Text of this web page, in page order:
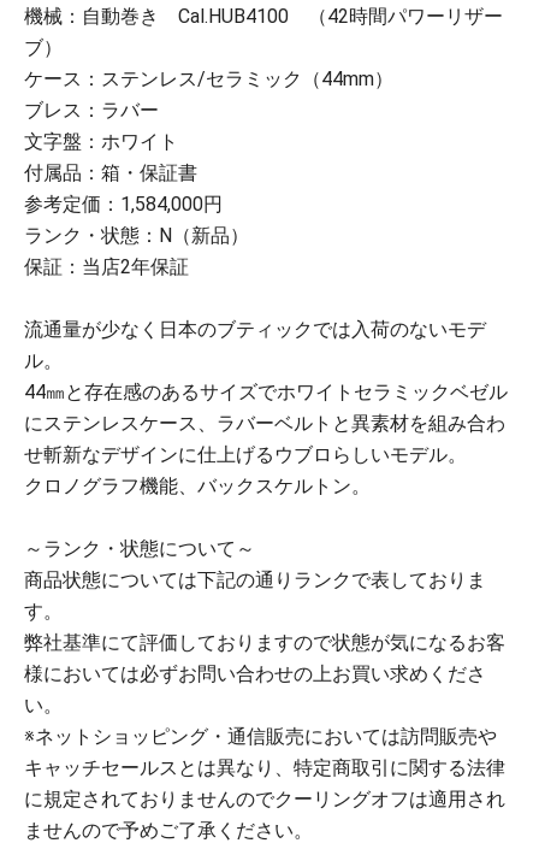
機械：自動巻き Cal.HUB4100 （42時間パワーリザー
ブ）
ケース：ステンレス/セラミック（44mm）
ブレス：ラバー
文字盤：ホワイト
付属品：箱・保証書
参考定価：1,584,000円
ランク・状態：N（新品）
保証：当店2年保証
流通量が少なく日本のブティックでは入荷のないモデ
ル。
44㎜と存在感のあるサイズでホワイトセラミックベゼル
にステンレスケース、ラバーベルトと異素材を組み合わ
せ斬新なデザインに仕上げるウブロらしいモデル。
クロノグラフ機能、バックスケルトン。
～ランク・状態について～
商品状態については下記の通りランクで表しておりま
す。
弊社基準にて評価しておりますので状態が気になるお客
様においては必ずお問い合わせの上お買い求めくださ
い。
※ネットショッピング・通信販売においては訪問販売や
キャッチセールスとは異なり、特定商取引に関する法律
に規定されておりませんのでクーリングオフは適用され
ませんので予めご了承ください。